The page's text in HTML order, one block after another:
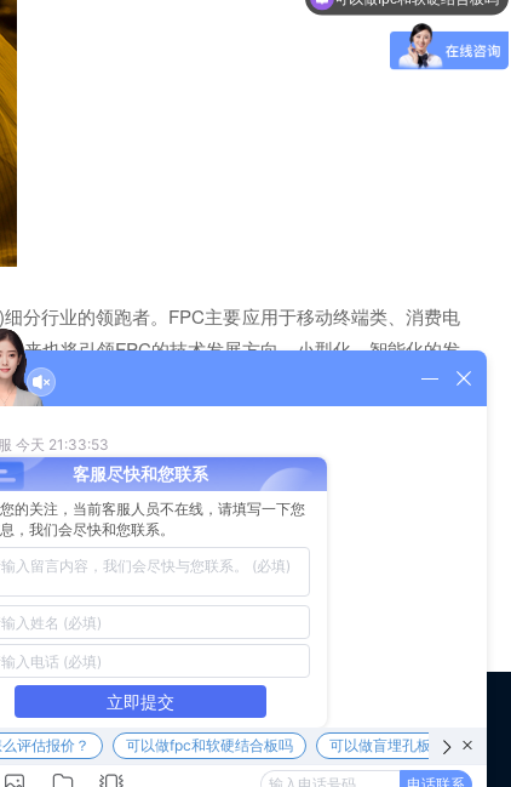
分行业的领跑者。FPC主要应用于移动终端类、消费电
来也将引领FPC的技术发展方向。小型化、智能化的发
手机内部柔性电路板的要求会更高，相应使用面积也
拔插金手指进行补强。
应用等，当然这些问题已经有相应的解决方案，但这些